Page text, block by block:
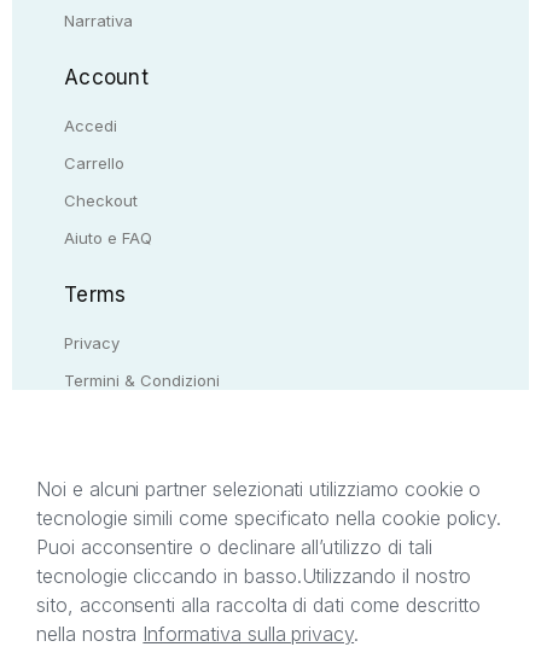
Narrativa
Account
Accedi
Carrello
Checkout
Aiuto e FAQ
Terms
Privacy
Termini & Condizioni
Il presente sito web è di proprietà di StreetLib S.r.l.
C.F. e P.IVA 05338720963. StreetLib S.r.l. è
titolare di tutti i diritti di proprietà intellettuale
afferenti ai marchi, loghi e segni distintivi presenti
sul sito web. Si invita l’utente a prendere visione
Noi e alcuni partner selezionati utilizziamo cookie o
tecnologie simili come specificato nella cookie policy.
Puoi acconsentire o declinare all’utilizzo di tali
tecnologie cliccando in basso.Utilizzando il nostro
sito, acconsenti alla raccolta di dati come descritto
nella nostra Informativa sulla privacy.